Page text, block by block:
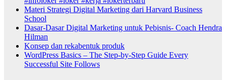
Materi Strategi Digital Marketing dari Harvard Business
School
Dasar-Dasar Digital Marketing untuk Pebisnis- Coach Hendra
Hilman
Konsep dan rekabentuk produk
WordPress Basics – The Step-by-Step Guide Every
Successful Site Follows